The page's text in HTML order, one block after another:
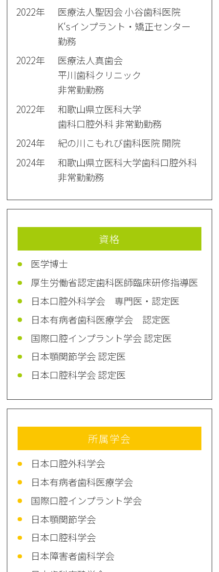
2022年
医療法人聖因会 小谷歯科医院
K‘sインプラント・矯正センター
勤務
2022年
医療法人真歯会
平川歯科クリニック
非常勤勤務
2022年
和歌山県立医科大学
歯科口腔外科非常勤勤務
2024年
紀の川こもれび歯科医院 開院
2024年
和歌山県立医科大学歯科口腔外科
非常勤勤務
資格
医学博士
厚生労働省認定歯科医師臨床研修指導医
日本口腔外科学会 専門医・認定医
日本有病者歯科医療学会 認定医
国際口腔インプラント学会 認定医
日本顎関節学会 認定医
日本口腔科学会 認定医
所属学会
日本口腔外科学会
日本有病者歯科医療学会
国際口腔インプラント学会
日本顎関節学会
日本口腔科学会
日本障害者歯科学会